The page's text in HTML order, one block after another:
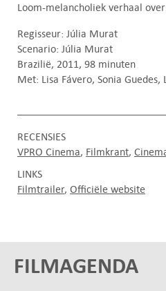
Loom-melancholiek verhaal
Regisseur: Júlia Murat
Scenario: Júlia Murat
Brazilië, 2011, 98 minuten
Met: Lisa Fávero, Sonia Guedes,
RECENSIES
VPRO Cinema Filmkrant
LINKS
Filmtrailer Officiële website
FILMAGENDA